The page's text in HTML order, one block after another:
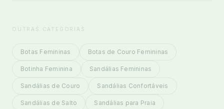
OUTRAS CATEGORIAS
Botas Femininas Botas de Couro Femininas
Botinha Feminina Sandálias Femininas
Sandálias de Couro Sandálias Confortáveis
Sandálias de Salto Sandálias para Praia